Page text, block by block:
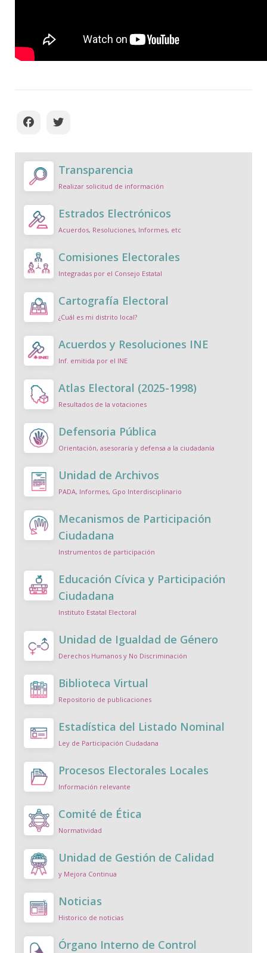
Transparencia
Realizar solicitud de información
Estrados Electrónicos
Acuerdos, Resoluciones, Informes, etc
Comisiones Electorales
Integradas por el Consejo Estatal
Cartografía Electoral
¿Cuál es mi distrito local?
Acuerdos y Resoluciones INE
Inf. emitida por el INE
Atlas Electoral (2025-1998)
Resultados de la votaciones
Defensoria Pública
Orientación, asesoraría y defensa a la ciudadanía
Unidad de Archivos
PADA, Informes, Gpo Interdisciplinario
Mecanismos de Participación
Ciudadana
Instrumentos de participación
Educación Cívica y Participación
Ciudadana
Instituto Estatal Electoral
Unidad de Igualdad de Género
Derechos Humanos y No Discriminación
Biblioteca Virtual
Repositorio de publicaciones
Estadística del Listado Nominal
Ley de Participación Ciudadana
Procesos Electorales Locales
Información relevante
Comité de Ética
Normatividad
Unidad de Gestión de Calidad
y Mejora Continua
Noticias
Historico de noticias
Órgano Interno de Control